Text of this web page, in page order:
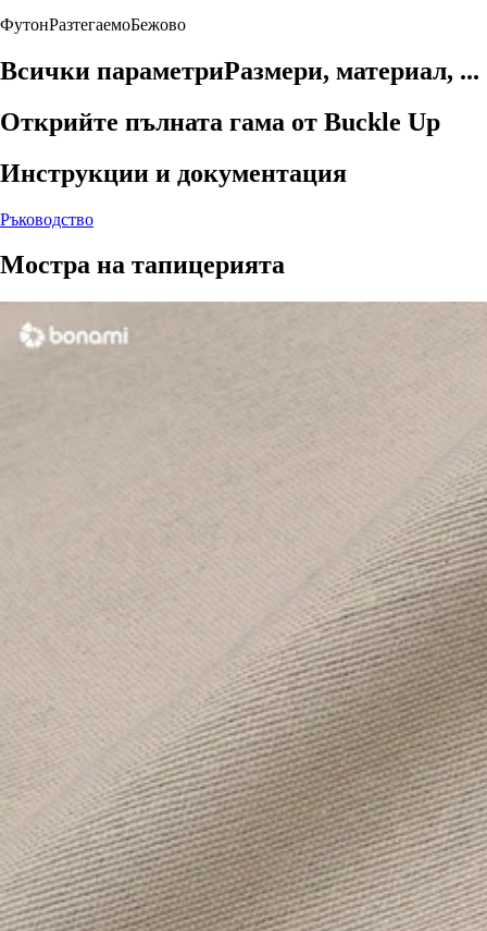
ФутонРазтегаемоБежово
Всички параметриРазмери, материал, ...
Открийте пълната гама от Buckle Up
Инструкции и документация
Ръководство
Мостра на тапицерията